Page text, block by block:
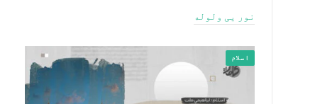
نور یی ولوله
اسلام